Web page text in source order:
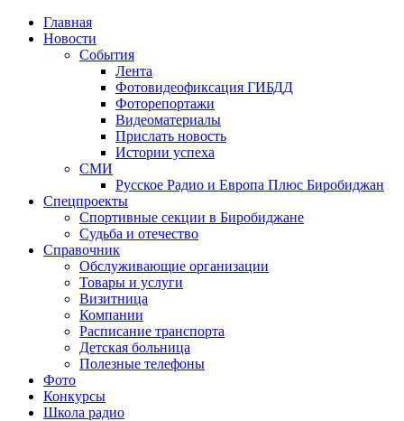
Главная
Новости
События
Лента
Фотовидеофиксация ГИБДД
Фоторепортажи
Видеоматериалы
Прислать новость
Истории успеха
СМИ
Русское Радио и Европа Плюс Биробиджан
Спецпроекты
Спортивные секции в Биробиджане
Судьба и отечество
Справочник
Обслуживающие организации
Товары и услуги
Визитница
Компании
Расписание транспорта
Детская больница
Полезные телефоны
Фото
Конкурсы
Школа радио